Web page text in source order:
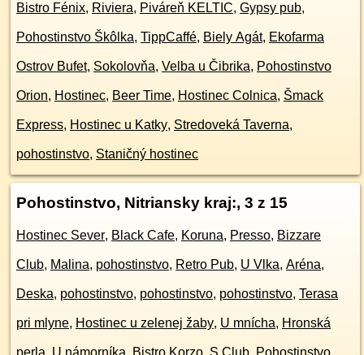
Bistro Fénix, Riviera, Piváreň KELTIC, Gypsy pub,
Pohostinstvo Škôlka, TippCaffé, Biely Agát, Ekofarma
Ostrov Bufet, Sokolovňa, Velba u Čibrika, Pohostinstvo
Orion, Hostinec, Beer Time, Hostinec Colnica, Šmack
Express, Hostinec u Katky, Stredoveká Taverna,
pohostinstvo, Staničný hostinec
Pohostinstvo, Nitriansky kraj:, 3 z 15
Hostinec Sever, Black Cafe, Koruna, Presso, Bizzare
Club, Malina, pohostinstvo, Retro Pub, U Vlka, Aréna,
Deska, pohostinstvo, pohostinstvo, pohostinstvo, Terasa
pri mlyne, Hostinec u zelenej žaby, U mnícha, Hronská
perla, U námorníka, Bistro Korzo, S Club, Pohostinstvo